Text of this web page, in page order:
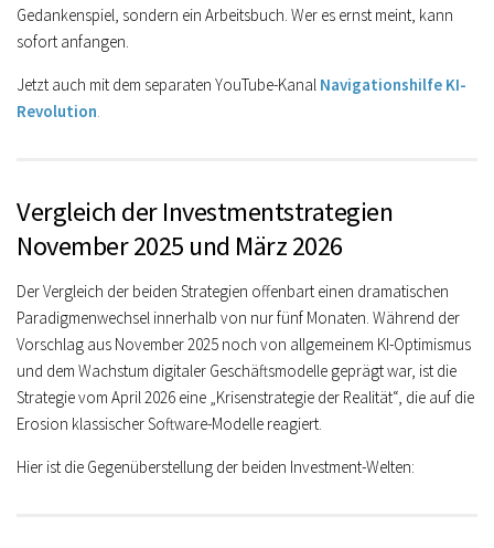
Gedankenspiel, sondern ein Arbeitsbuch. Wer es ernst meint, kann
sofort anfangen.
Jetzt auch mit dem separaten YouTube-Kanal Navigationshilfe KI-
Revolution.
Vergleich der Investmentstrategien
November 2025 und März 2026
Der Vergleich der beiden Strategien offenbart einen dramatischen
Paradigmenwechsel innerhalb von nur fünf Monaten. Während der
Vorschlag aus November 2025 noch von allgemeinem KI-Optimismus
und dem Wachstum digitaler Geschäftsmodelle geprägt war, ist die
Strategie vom April 2026 eine „Krisenstrategie der Realität“, die auf die
Erosion klassischer Software-Modelle reagiert.
Hier ist die Gegenüberstellung der beiden Investment-Welten: